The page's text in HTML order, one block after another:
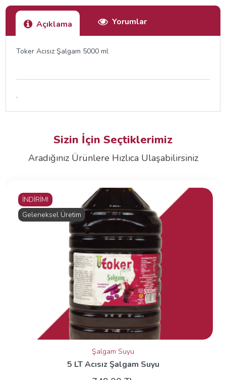
Açıklama Yorumlar
Toker Acısız Şalgam 5000 ml
.
Sizin İçin Seçtiklerimiz
Aradığınız Ürünlere Hızlıca Ulaşabilirsiniz
İNDİRİM!
Geleneksel Üretim
Şalgam Suyu
5 LT Acısız Şalgam Suyu